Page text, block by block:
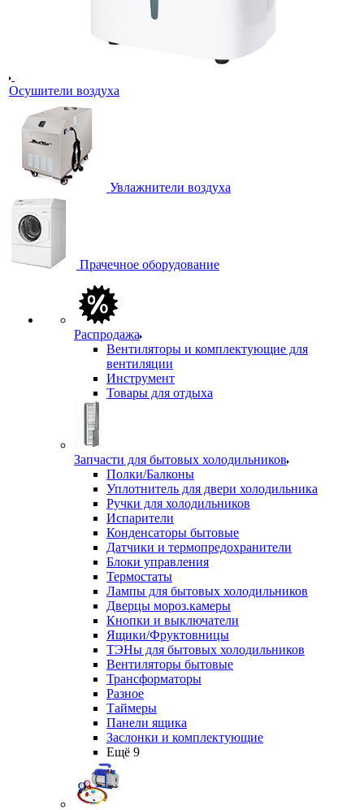
Осушители воздуха
Увлажнители воздуха
Прачечное оборудование
Распродажа
Вентиляторы и комплектующие для
вентиляции
Инструмент
Товары для отдыха
Запчасти для бытовых холодильников
Полки/Балконы
Уплотнитель для двери холодильника
Ручки для холодильников
Испарители
Конденсаторы бытовые
Датчики и термопредохранители
Блоки управления
Термостаты
Лампы для бытовых холодильников
Дверцы мороз.камеры
Кнопки и выключатели
Ящики/Фруктовницы
ТЭНы для бытовых холодильников
Вентиляторы бытовые
Трансформаторы
Разное
Таймеры
Панели ящика
Заслонки и комплектующие
Ещё 9